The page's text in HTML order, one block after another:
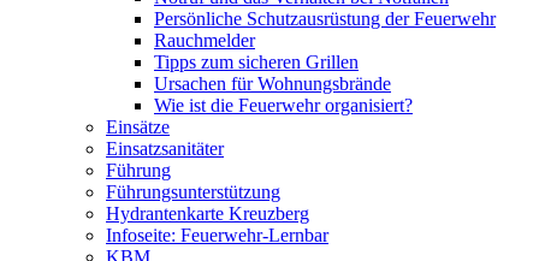
Persönliche Schutzausrüstung der Feuerwehr
Rauchmelder
Tipps zum sicheren Grillen
Ursachen für Wohnungsbrände
Wie ist die Feuerwehr organisiert?
Einsätze
Einsatzsanitäter
Führung
Führungsunterstützung
Hydrantenkarte Kreuzberg
Infoseite: Feuerwehr-Lernbar